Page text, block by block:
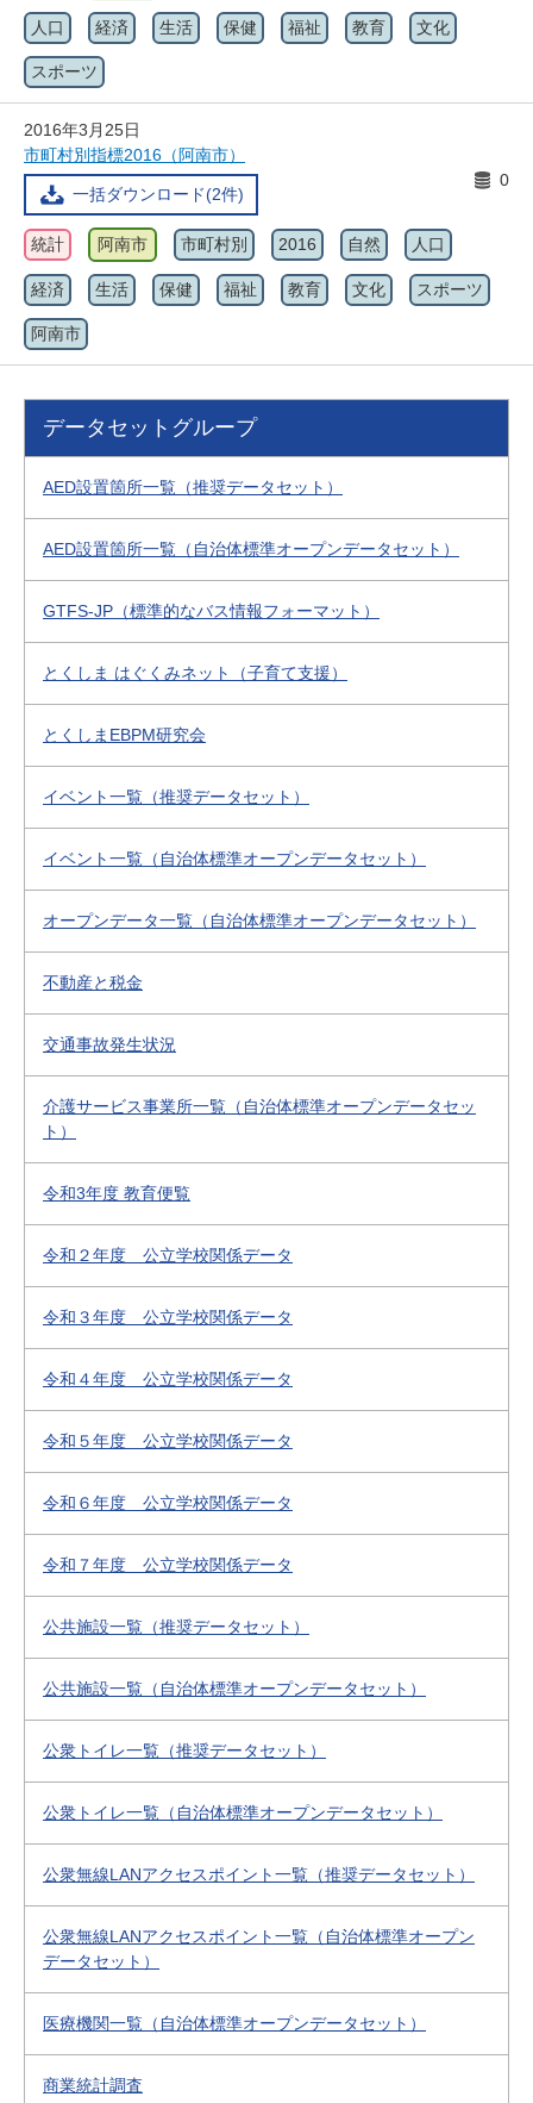
人口 経済 生活 保健 福祉 教育 文化
スポーツ
2016年3月25日
市町村別指標2016（阿南市）
一括ダウンロード(2件)
0
統計 阿南市 市町村別 2016 自然 人口
経済 生活 保健 福祉 教育 文化 スポーツ
阿南市
データセットグループ
AED設置箇所一覧（推奨データセット）
AED設置箇所一覧（自治体標準オープンデータセット）
GTFS-JP（標準的なバス情報フォーマット）
とくしま はぐくみネット（子育て支援）
とくしまEBPM研究会
イベント一覧（推奨データセット）
イベント一覧（自治体標準オープンデータセット）
オープンデータ一覧（自治体標準オープンデータセット）
不動産と税金
交通事故発生状況
介護サービス事業所一覧（自治体標準オープンデータセッ
ト）
令和3年度 教育便覧
令和２年度 公立学校関係データ
令和３年度 公立学校関係データ
令和４年度 公立学校関係データ
令和５年度 公立学校関係データ
令和６年度 公立学校関係データ
令和７年度 公立学校関係データ
公共施設一覧（推奨データセット）
公共施設一覧（自治体標準オープンデータセット）
公衆トイレ一覧（推奨データセット）
公衆トイレ一覧（自治体標準オープンデータセット）
公衆無線LANアクセスポイント一覧（推奨データセット）
公衆無線LANアクセスポイント一覧（自治体標準オープン
データセット）
医療機関一覧（自治体標準オープンデータセット）
商業統計調査